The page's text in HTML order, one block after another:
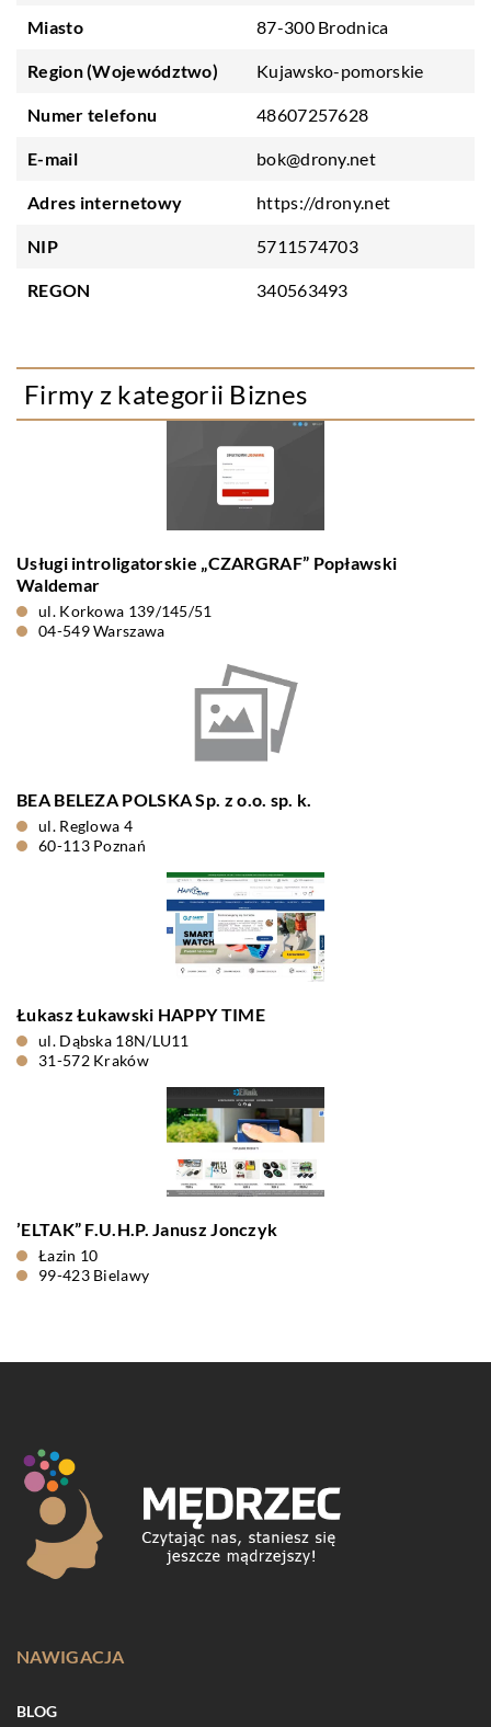
Miasto 87-300 Brodnica
Region (Województwo) Kujawsko-pomorskie
Numer telefonu 48607257628
E-mail bok@drony.net
Adres internetowy https://drony.net
NIP 5711574703
REGON 340563493
Firmy z kategorii Biznes
Usługi introligatorskie „CZARGRAF” Popławski
Waldemar
ul. Korkowa 139/145/51
04-549 Warszawa
BEA BELEZA POLSKA Sp. z o.o. sp. k.
ul. Reglowa 4
60-113 Poznań
Łukasz Łukawski HAPPY TIME
ul. Dąbska 18N/LU11
31-572 Kraków
’ELTAK” F.U.H.P. Janusz Jonczyk
Łazin 10
99-423 Bielawy
NAWIGACJA
BLOG